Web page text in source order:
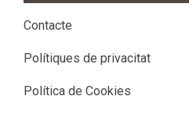
Contacte
Polítiques de privacitat
Política de Cookies